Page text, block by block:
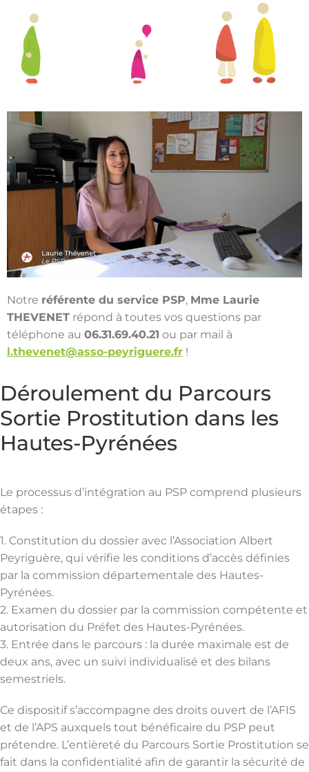
Notre référente du service PSP, Mme Laurie
THEVENET répond à toutes vos questions par
téléphone au 06.31.69.40.21 ou par mail à
l.thevenet@asso-peyriguere.fr !
Déroulement du Parcours
Sortie Prostitution dans les
Hautes-Pyrénées
Le processus d’intégration au PSP comprend plusieurs
étapes :
1. Constitution du dossier avec l’Association Albert
Peyriguère, qui vérifie les conditions d’accès définies
par la commission départementale des Hautes-
Pyrénées.
2. Examen du dossier par la commission compétente et
autorisation du Préfet des Hautes-Pyrénées.
3. Entrée dans le parcours : la durée maximale est de
deux ans, avec un suivi individualisé et des bilans
semestriels.
Ce dispositif s’accompagne des droits ouvert de l’AFIS
et de l’APS auxquels tout bénéficaire du PSP peut
prétendre. L’entièreté du Parcours Sortie Prostitution se
fait dans la confidentialité afin de garantir la sécurité de